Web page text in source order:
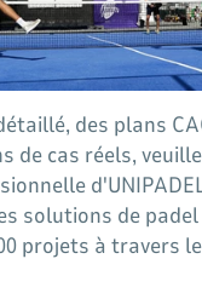
des plans
de cas réels,
solutions de
projets à travers